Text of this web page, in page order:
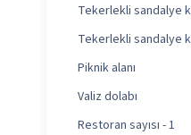
Tekerlekli sandalye
Tekerlekli sandalye
Piknik alanı
Valiz dolabı
Restoran sayısı - 1